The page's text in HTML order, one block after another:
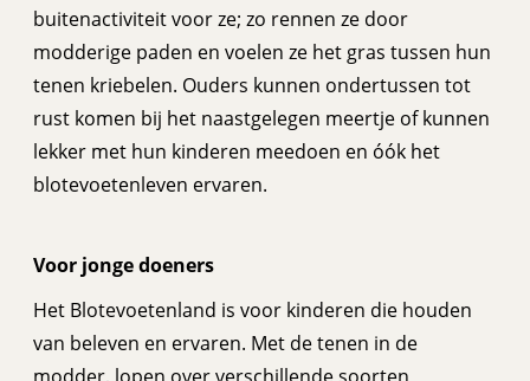
buitenactiviteit voor ze; zo rennen ze door
modderige paden en voelen ze het gras tussen hun
tenen kriebelen. Ouders kunnen ondertussen tot
rust komen bij het naastgelegen meertje of kunnen
lekker met hun kinderen meedoen en óók het
blotevoetenleven ervaren.
Voor jonge doeners
Het Blotevoetenland is voor kinderen die houden
van beleven en ervaren. Met de tenen in de